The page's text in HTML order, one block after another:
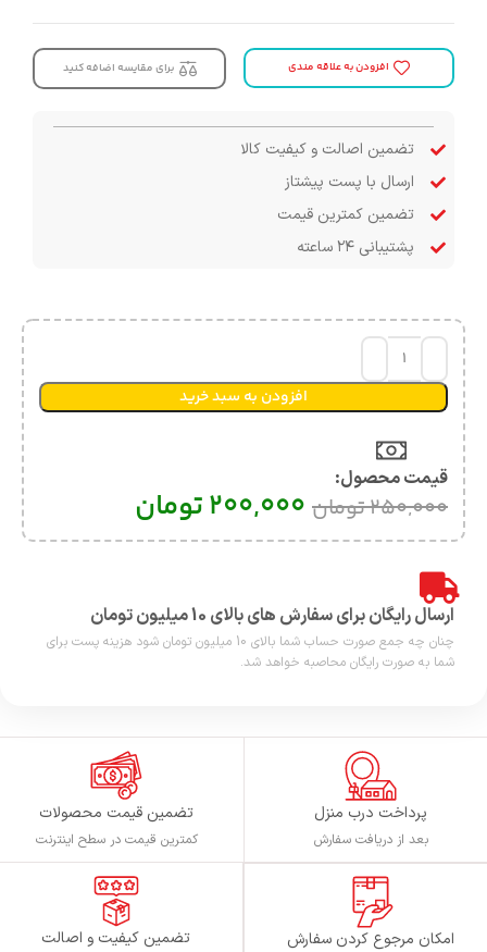
افزودن به علاقه مندی برای مقایسه اضافه کنید
تضمین اصالت و کیفیت کالا
ارسال با پست پیشتاز
تضمین کمترین قیمت
پشتیبانی ۲۴ ساعته
افزودن به سبد خرید
قیمت محصول:​
250,000تومان 200,000تومان
ارسال رایگان برای سفارش های بالای 10 میلیون تومان
چنان چه جمع صورت حساب شما بالای 10 میلیون تومان شود هزینه پست برای
شما به صورت رایگان محاصبه خواهد شد.
پرداخت درب منزل
بعد از دریافت سفارش
تضمین قیمت محصولات
کمترین قیمت در سطح اینترنت
امکان مرجوع کردن سفارش تضمین کیفیت و اصالت